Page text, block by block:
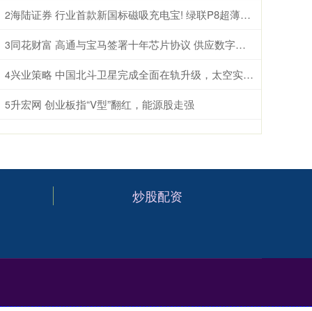
2 海陆证券 行业首款新国标磁吸充电宝! 绿联P8超薄10000mAh磁吸移动电源开启预约
3 同花财富 高通与宝马签署十年芯片协议 供应数字座舱及ADAS计算芯片
4 兴业策略 中国北斗卫星完成全面在轨升级，太空实力再跃升
5升宏网 创业板指“V型”翻红，能源股走强
炒股配资